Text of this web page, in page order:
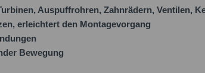
Auspuffrohren, Zahnrädern, Ventilen,
erleichtert den Montagevorgang
Bewegung